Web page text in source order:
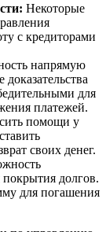
Некоторые
с кредиторами
напрямую
для
платежей.
помощи у
своих денег.
долгов.
для погашения